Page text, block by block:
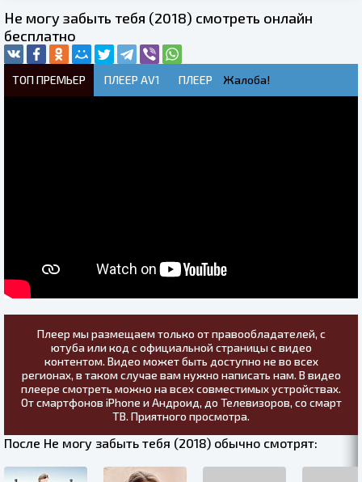
Не могу забыть тебя (2018) смотреть онлайн
бесплатно
ТОП ПРЕМЬЕР ПЛЕЕР AV1 ПЛЕЕР Жалоба!
Плеер мы размещаем только от правообладателей, с
ютуба или код с официальной страницы с видео
контентом. Видео может быть доступно не во всех
регионах, в таком случае вам нужно написать нам. В видео
плеере смотреть можно на всех совместимых устройствах.
От смартфонов iPhone и Андроид, до Телевизоров, со смарт
ТВ. Приятного просмотра.
После Не могу забыть тебя (2018) обычно смотрят: